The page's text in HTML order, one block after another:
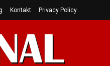
Kontakt Privacy Policy